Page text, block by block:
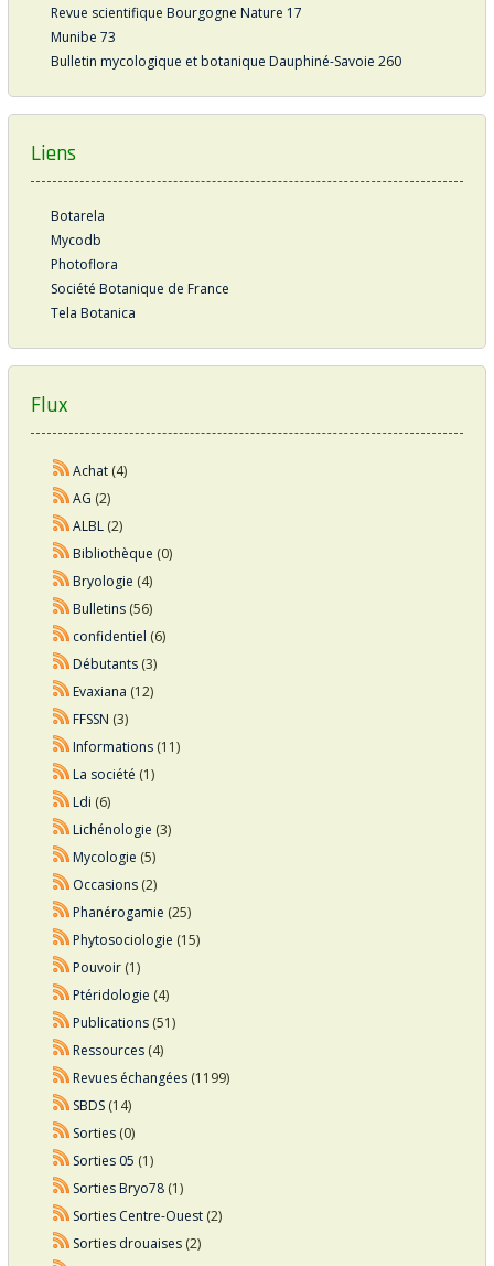
Revue scientifique Bourgogne Nature 17
Munibe 73
Bulletin mycologique et botanique Dauphiné-Savoie 260
Liens
Botarela
Mycodb
Photoflora
Société Botanique de France
Tela Botanica
Flux
Achat(4)
AG (2)
ALBL(2)
Bibliothèque (0)
Bryologie (4)
Bulletins(56)
confidentiel (6)
Débutants(3)
Evaxiana (12)
FFSSN (3)
Informations(11)
La société (1)
Ldi (6)
Lichénologie (3)
Mycologie (5)
Occasions(2)
Phanérogamie (25)
Phytosociologie (15)
Pouvoir(1)
Ptéridologie (4)
Publications(51)
Ressources(4)
Revues échangées(1199)
SBDS(14)
Sorties(0)
Sorties 05 (1)
Sorties Bryo78(1)
Sorties Centre-Ouest(2)
Sorties drouaises(2)